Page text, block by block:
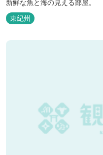
新鮮な魚と海の見える部屋。
東紀州